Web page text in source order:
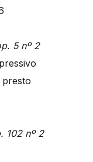
5 nº 2
102 nº 2